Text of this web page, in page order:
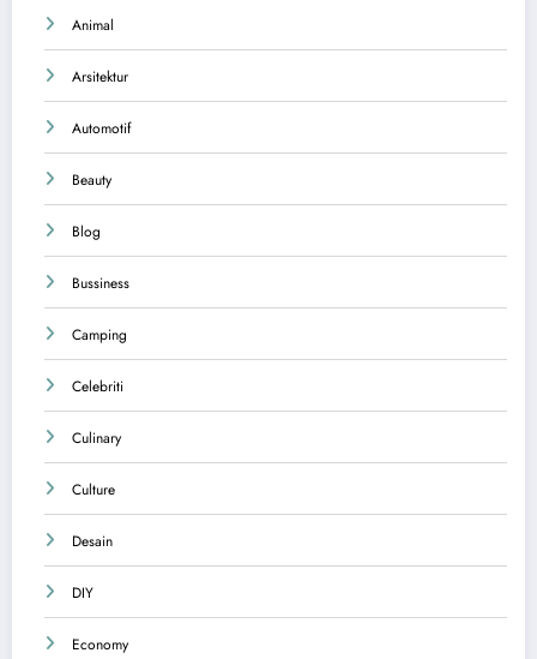
Animal
Arsitektur
Automotif
Beauty
Blog
Bussiness
Camping
Celebriti
Culinary
Culture
Desain
DIY
Economy